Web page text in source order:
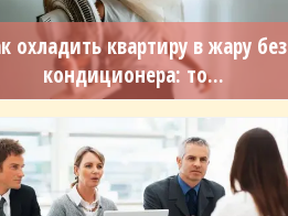
охладить квартиру в жару без
кондиционера: то...